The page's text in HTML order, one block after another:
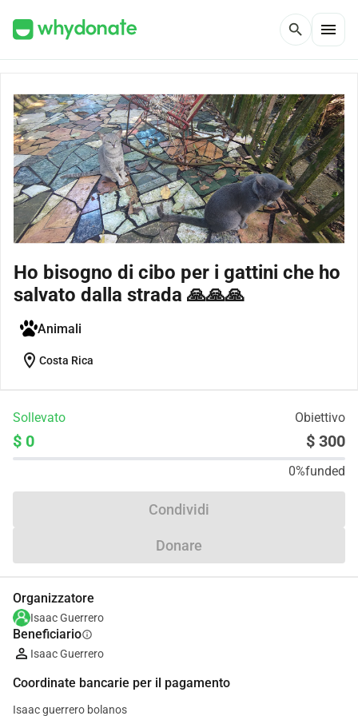
search menu
Ho bisogno di cibo per i gattini che ho
salvato dalla strada 🙏🙏🙏
Animali
location_on Costa Rica
Sollevato Obiettivo
$ 0 $ 300
0%funded
Condividi
Donare
Organizzatore
Isaac Guerrero
Beneficiarioinfo
Isaac Guerrero
Coordinate bancarie per il pagamento
Isaac guerrero bolanos